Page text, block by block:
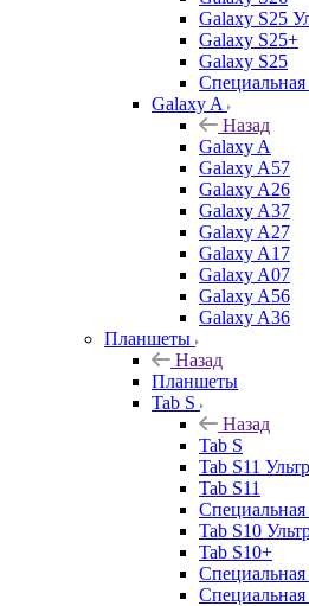
Galaxy S25
Galaxy S25+
Galaxy S25
Специальная
Galaxy A
Назад
Galaxy A
Galaxy A57
Galaxy A26
Galaxy A37
Galaxy A27
Galaxy A17
Galaxy A07
Galaxy A56
Galaxy A36
Планшеты
Назад
Планшеты
Tab S
Назад
Tab S
Tab S11
Tab S11
Специальная
Tab S10
Tab S10+
Специальная
Специальная